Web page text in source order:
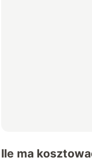
Ile ma